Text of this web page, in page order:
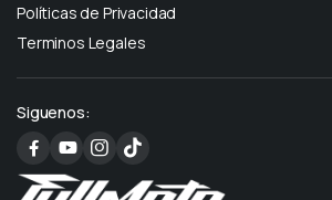
Políticas de Privacidad
Terminos Legales
Siguenos: